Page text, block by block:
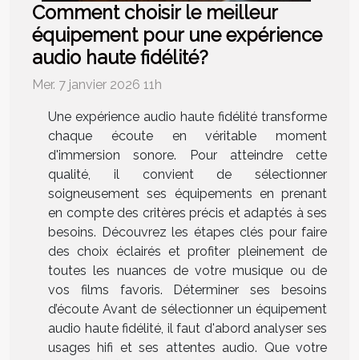
Comment choisir le meilleur
équipement pour une expérience
audio haute fidélité?
Mer. 7 janvier 2026 11h
Une expérience audio haute fidélité transforme
chaque écoute en véritable moment
d'immersion sonore. Pour atteindre cette
qualité, il convient de sélectionner
soigneusement ses équipements en prenant
en compte des critères précis et adaptés à ses
besoins. Découvrez les étapes clés pour faire
des choix éclairés et profiter pleinement de
toutes les nuances de votre musique ou de
vos films favoris. Déterminer ses besoins
d’écoute Avant de sélectionner un équipement
audio haute fidélité, il faut d'abord analyser ses
usages hifi et ses attentes audio. Que votre